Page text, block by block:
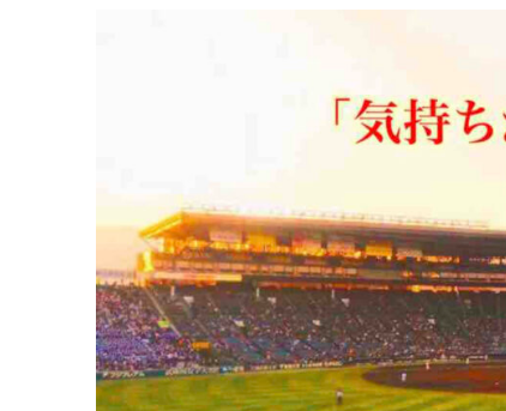
島
田
裕
治
監
督
に